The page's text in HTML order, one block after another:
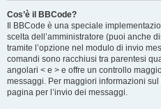
Cos’è il BBCode?
Il BBCode è una speciale
scelta dell’amministratore (puoi anche
tramite l’opzione nel modulo di invio
comandi sono racchiusi tra parentesi
angolari < e > e offre un controllo
messaggi. Per maggiori informazioni
pagina per l’invio dei messaggi.